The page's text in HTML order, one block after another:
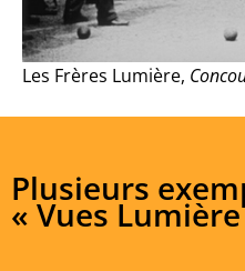
Les Frères Lumière,
Plusieurs
« Vues